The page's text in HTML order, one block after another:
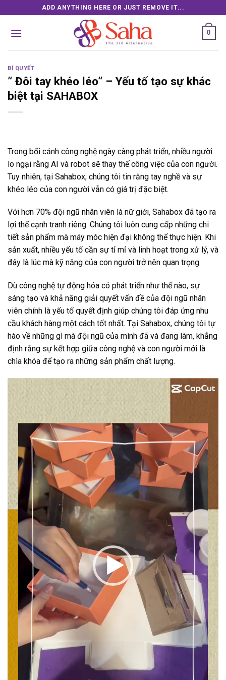
to
content
ADD ANYTHING HERE OR JUST REMOVE IT...
0
BÍ QUYẾT
” Đôi tay khéo léo” – Yếu tố tạo sự khác
biệt tại SAHABOX
Trong bối cảnh công nghệ ngày càng phát triển, nhiều người
lo ngại rằng AI và robot sẽ thay thế công việc của con người.
Tuy nhiên, tại Sahabox, chúng tôi tin rằng tay nghề và sự
khéo léo của con người vẫn có giá trị đặc biệt.
Với hơn 70% đội ngũ nhân viên là nữ giới, Sahabox đã tạo ra
lợi thế cạnh tranh riêng. Chúng tôi luôn cung cấp những chi
tiết sản phẩm mà máy móc hiện đại không thể thực hiện. Khi
sản xuất, nhiều yếu tố cần sự tỉ mỉ và linh hoạt trong xử lý, và
đây là lúc mà kỹ năng của con người trở nên quan trọng.
Dù công nghệ tự động hóa có phát triển như thế nào, sự
sáng tạo và khả năng giải quyết vấn đề của đội ngũ nhân
viên chính là yếu tố quyết định giúp chúng tôi đáp ứng nhu
cầu khách hàng một cách tốt nhất. Tại Sahabox, chúng tôi tự
hào về những gì mà đội ngũ của mình đã và đang làm, khẳng
định rằng sự kết hợp giữa công nghệ và con người mới là
chìa khóa để tạo ra những sản phẩm chất lượng.